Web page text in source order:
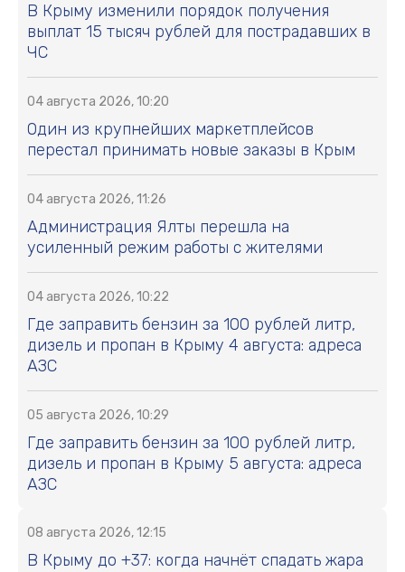
В Крыму изменили порядок получения
выплат 15 тысяч рублей для пострадавших в
ЧС
04 августа 2026, 10:20
Один из крупнейших маркетплейсов
перестал принимать новые заказы в Крым
04 августа 2026, 11:26
Администрация Ялты перешла на
усиленный режим работы с жителями
04 августа 2026, 10:22
Где заправить бензин за 100 рублей литр,
дизель и пропан в Крыму 4 августа: адреса
АЗС
05 августа 2026, 10:29
Где заправить бензин за 100 рублей литр,
дизель и пропан в Крыму 5 августа: адреса
АЗС
08 августа 2026, 12:15
В Крыму до +37: когда начнёт спадать жара